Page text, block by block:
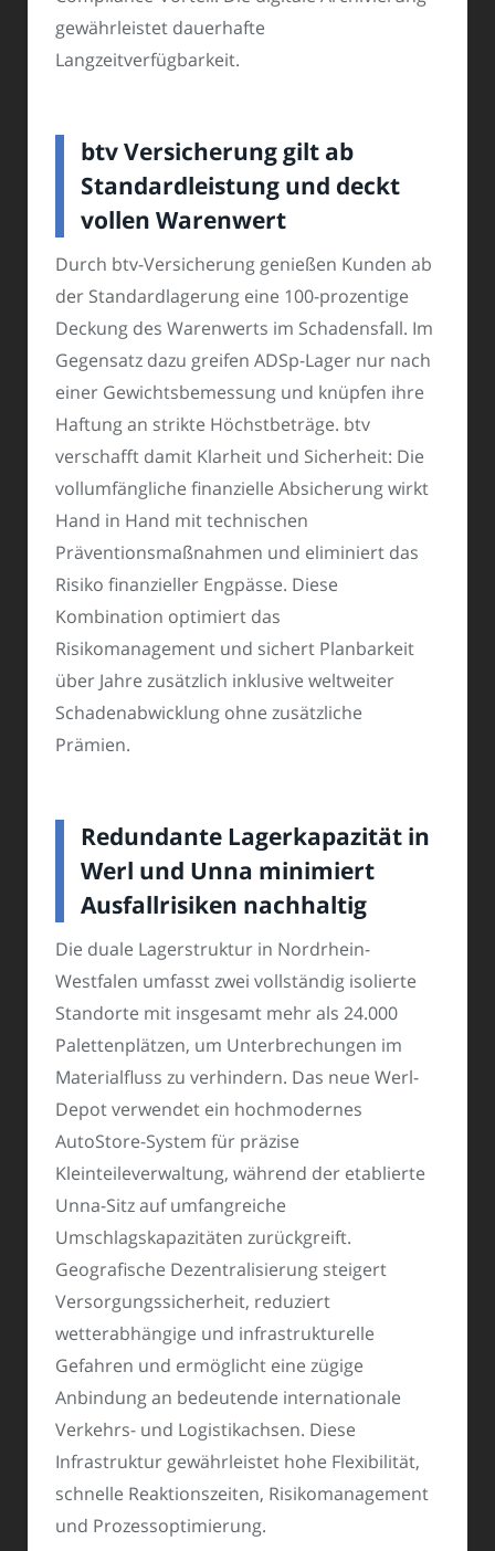
gewährleistet dauerhafte
Langzeitverfügbarkeit.
btv Versicherung gilt ab
Standardleistung und deckt
vollen Warenwert
Durch btv-Versicherung genießen Kunden ab
der Standardlagerung eine 100-prozentige
Deckung des Warenwerts im Schadensfall. Im
Gegensatz dazu greifen ADSp-Lager nur nach
einer Gewichtsbemessung und knüpfen ihre
Haftung an strikte Höchstbeträge. btv
verschafft damit Klarheit und Sicherheit: Die
vollumfängliche finanzielle Absicherung wirkt
Hand in Hand mit technischen
Präventionsmaßnahmen und eliminiert das
Risiko finanzieller Engpässe. Diese
Kombination optimiert das
Risikomanagement und sichert Planbarkeit
über Jahre zusätzlich inklusive weltweiter
Schadenabwicklung ohne zusätzliche
Prämien.
Redundante Lagerkapazität in
Werl und Unna minimiert
Ausfallrisiken nachhaltig
Die duale Lagerstruktur in Nordrhein-
Westfalen umfasst zwei vollständig isolierte
Standorte mit insgesamt mehr als 24.000
Palettenplätzen, um Unterbrechungen im
Materialfluss zu verhindern. Das neue Werl-
Depot verwendet ein hochmodernes
AutoStore-System für präzise
Kleinteileverwaltung, während der etablierte
Unna-Sitz auf umfangreiche
Umschlagskapazitäten zurückgreift.
Geografische Dezentralisierung steigert
Versorgungssicherheit, reduziert
wetterabhängige und infrastrukturelle
Gefahren und ermöglicht eine zügige
Anbindung an bedeutende internationale
Verkehrs- und Logistikachsen. Diese
Infrastruktur gewährleistet hohe Flexibilität,
schnelle Reaktionszeiten, Risikomanagement
und Prozessoptimierung.